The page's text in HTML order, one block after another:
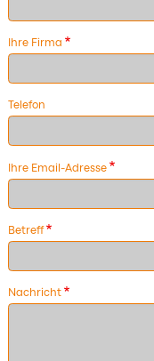
Ihre Firma
Telefon
Ihre Email-Adresse
Betreff
Nachricht